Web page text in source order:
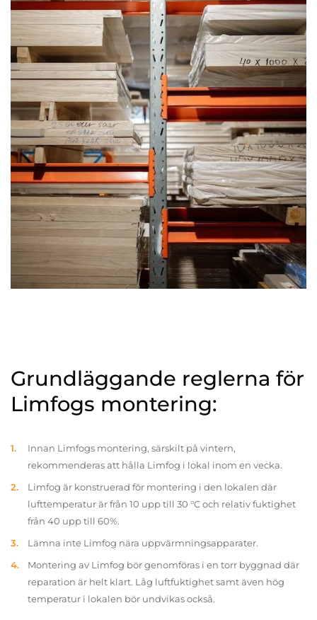
Grundläggande reglerna för
Limfogs montering:
Innan Limfogs montering, särskilt på vintern,
rekommenderas att hålla Limfog i lokal inom en vecka.
Limfog är konstruerad för montering i den lokalen där
lufttemperatur är från 10 upp till 30 °C och relativ fuktighet
från 40 upp till 60%.
Lämna inte Limfog nära uppvärmningsapparater.
Montering av Limfog bör genomföras i en torr byggnad där
reparation är helt klart. Låg luftfuktighet samt även hög
temperatur i lokalen bör undvikas också.